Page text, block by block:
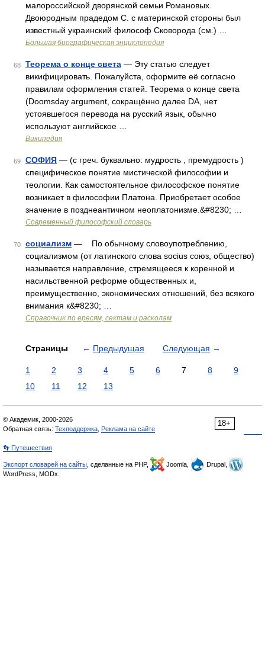
малороссийской дворянской семьи Романовых.
Двоюродным прадедом С. с материнской стороны был
известный украинский философ Сковорода (см.) …
Большая биографическая энциклопедия
68 Теорема о конце света — Эту статью следует
викифицировать. Пожалуйста, оформите её согласно
правилам оформления статей. Теорема о конце света
(Doomsday argument, сокращённо далее DA, нет
устоявшегося перевода на русский язык, обычно
используют английское …
Википедия
69 СОФИЯ — (с греч. буквально: мудрость , премудрость )
специфическое понятие мистической философии и
теологии. Как самостоятельное философское понятие
возникает в философии Платона. Приобретает особое
значение в позднеантичном неоплатонизме.&#8230; …
Современный философский словарь
70 социализм — По обычному словоупотреблению,
социализмом (от латинского слова socius союз, общество)
называется направление, стремящееся к коренной и
насильственной реформе общественных и,
преимущественно, экономических отношений, без всякого
внимания к&#8230; …
Справочник по ересям, сектам и расколам
Страницы ← Предыдущая Следующая →
1 2 3 4 5 6 7 8
9
10
11 12 13
18+
© Академик, 2000-2026
Обратная связь: Техподдержка Реклама на сайте
👣 Путешествия
Экспорт словарей на сайты , сделанные на PHP, Joomla,
Drupal,
WordPress, MODx.